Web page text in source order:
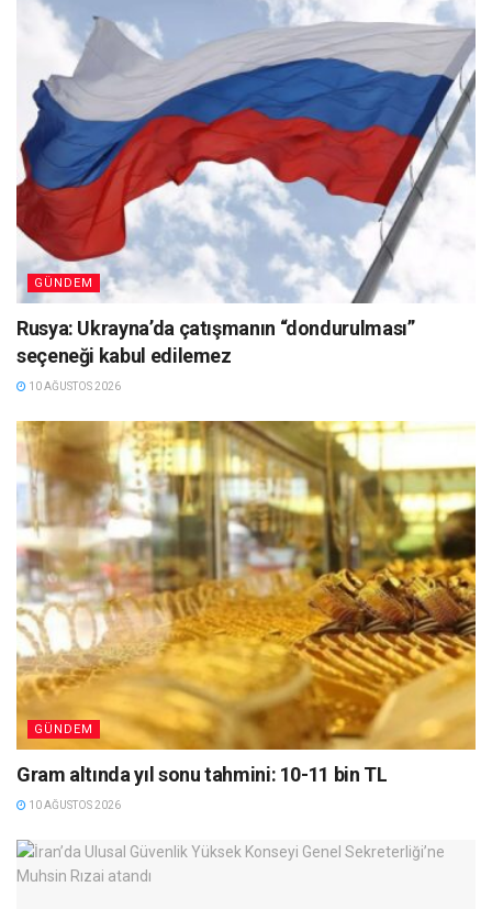
GÜNDEM
Rusya: Ukrayna’da çatışmanın “dondurulması”
seçeneği kabul edilemez
10 AĞUSTOS 2026
GÜNDEM
Gram altında yıl sonu tahmini: 10-11 bin TL
10 AĞUSTOS 2026